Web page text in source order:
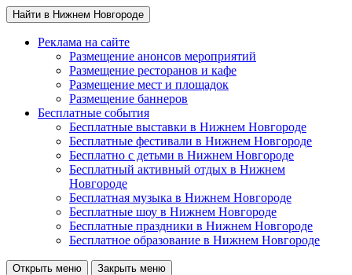
Найти в Нижнем Новгороде
Реклама на сайте
Размещение анонсов мероприятий
Размещение ресторанов и кафе
Размещение мест и площадок
Размещение баннеров
Бесплатные события
Бесплатные выставки в Нижнем Новгороде
Бесплатные фестивали в Нижнем Новгороде
Бесплатно с детьми в Нижнем Новгороде
Бесплатный активный отдых в Нижнем
Новгороде
Бесплатная музыка в Нижнем Новгороде
Бесплатные шоу в Нижнем Новгороде
Бесплатные праздники в Нижнем Новгороде
Бесплатное образование в Нижнем Новгороде
Открыть меню Закрыть меню